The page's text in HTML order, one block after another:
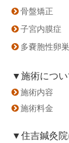
骨盤矯正
子宮内膜症
多嚢胞性卵
▼施術につい
施術内容
施術料金
▼住吉鍼灸